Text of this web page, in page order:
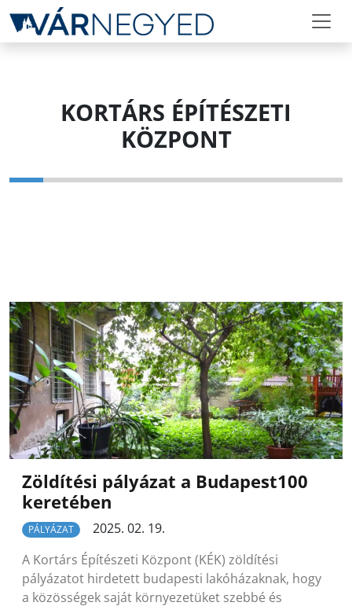
KORTÁRS ÉPÍTÉSZETI
KÖZPONT
Zöldítési pályázat a Budapest100
keretében
PÁLYÁZAT
2025. 02. 19.
A Kortárs Építészeti Központ (KÉK) zöldítési
pályázatot hirdetett budapesti lakóházaknak, hogy
a közösségek saját környezetüket szebbé és